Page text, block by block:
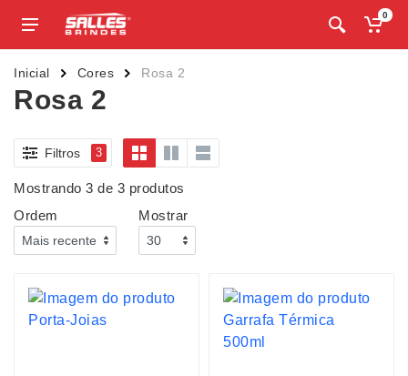
0
Inicial Cores Rosa 2
Rosa 2
Filtros 3
Mostrando 3 de 3 produtos
Ordem
Mostrar